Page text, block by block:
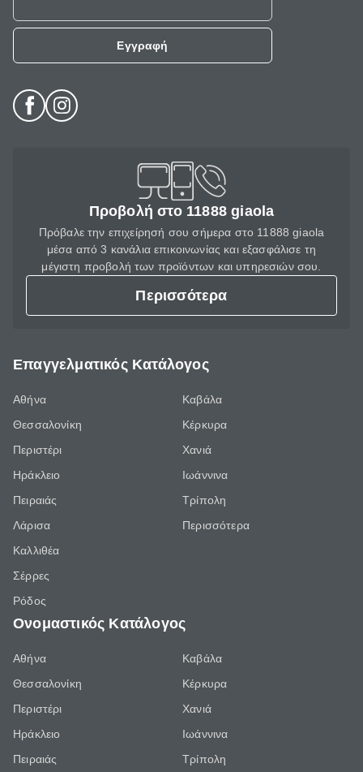
Εγγραφή
Προβολή στο 11888 giaola
Πρόβαλε την επιχείρησή σου σήμερα στο 11888 giaola
μέσα από 3 κανάλια επικοινωνίας και εξασφάλισε τη
μέγιστη προβολή των προϊόντων και υπηρεσιών σου.
Περισσότερα
Επαγγελματικός Κατάλογος
Αθήνα
Θεσσαλονίκη
Περιστέρι
Ηράκλειο
Πειραιάς
Λάρισα
Καλλιθέα
Σέρρες
Ρόδος
Καβάλα
Κέρκυρα
Χανιά
Ιωάννινα
Τρίπολη
Περισσότερα
Ονομαστικός Κατάλογος
Αθήνα
Θεσσαλονίκη
Περιστέρι
Ηράκλειο
Πειραιάς
Καβάλα
Κέρκυρα
Χανιά
Ιωάννινα
Τρίπολη